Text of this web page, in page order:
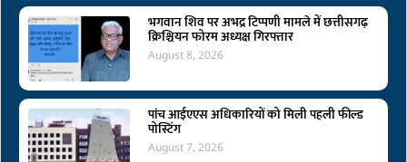
भगवान शिव पर अभद्र टिप्पणी मामले में छत्तीसगढ़
क्रिश्चियन फोरम अध्यक्ष गिरफ्तार
August 8, 2026
पांच आईएएस अधिकारियों को मिली पहली फील्ड
पोस्टिंग
August 7, 2026